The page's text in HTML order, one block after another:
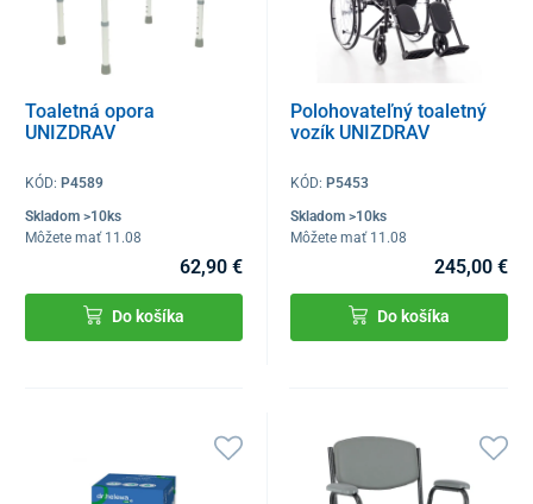
Toaletná opora
UNIZDRAV
KÓD: P4589
Skladom >10ks
Môžete mať 11.08
62,90 €
Do košíka
Polohovateľný toaletný
vozík UNIZDRAV
KÓD:P5453
Skladom >10ks
Môžete mať 11.08
245,00 €
Do košíka